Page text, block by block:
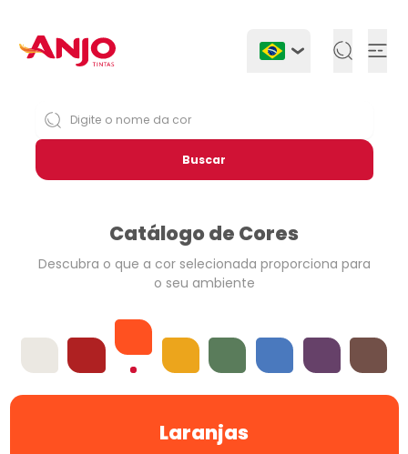
Buscar
Catálogo de Cores
Descubra o que a cor selecionada proporciona para
o seu ambiente
OffwhitesVermelhos
Laranjas
AmarelosVerdesAzuis Violetas
Laranjas